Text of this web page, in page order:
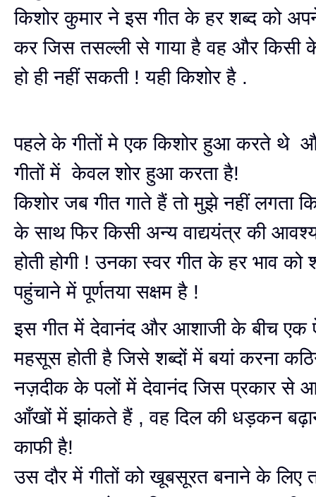
किशोर कुमार ने इस गीत के हर शब्द को
कर जिस तसल्ली से गाया है वह और किसी
हो ही नहीं सकती ! यही किशोर है .
पहले के गीतों मे एक किशोर हुआ करते थे
गीतों में केवल शोर हुआ करता है!
किशोर जब गीत गाते हैं तो मुझे नहीं लगता
के साथ फिर किसी अन्य वाद्ययंत्र की
होती होगी ! उनका स्वर गीत के हर भाव
पहुंचाने में पूर्णतया सक्षम है !
इस गीत में देवानंद और आशाजी के बीच एक
महसूस होती है जिसे शब्दों में बयां करना
नज़दीक के पलों में देवानंद जिस प्रकार से
आँखों में झांकते हैं , वह दिल की धड़कन
काफी है!
उस दौर में गीतों को खूबसूरत बनाने के लिए